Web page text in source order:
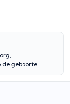
de geboorte
meer details over
49 als het